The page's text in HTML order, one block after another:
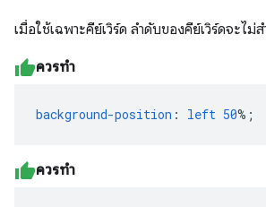
เมื่อใช้เฉพาะคีย์เวิร์ด ลําดับของคีย์เวิร์ดจะไม่
ควรทำ
background-position : left 50%;
ควรทำ